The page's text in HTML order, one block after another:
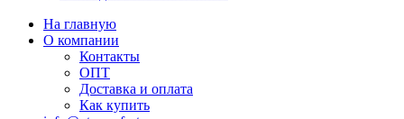
На главную
О компании
Контакты
ОПТ
Доставка и оплата
Как купить